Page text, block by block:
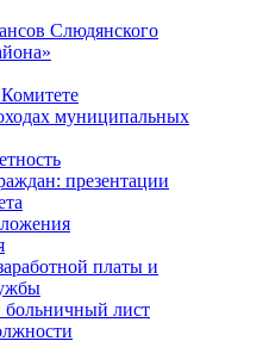
Слюдянского
муниципальных
презентации
платы и
лист